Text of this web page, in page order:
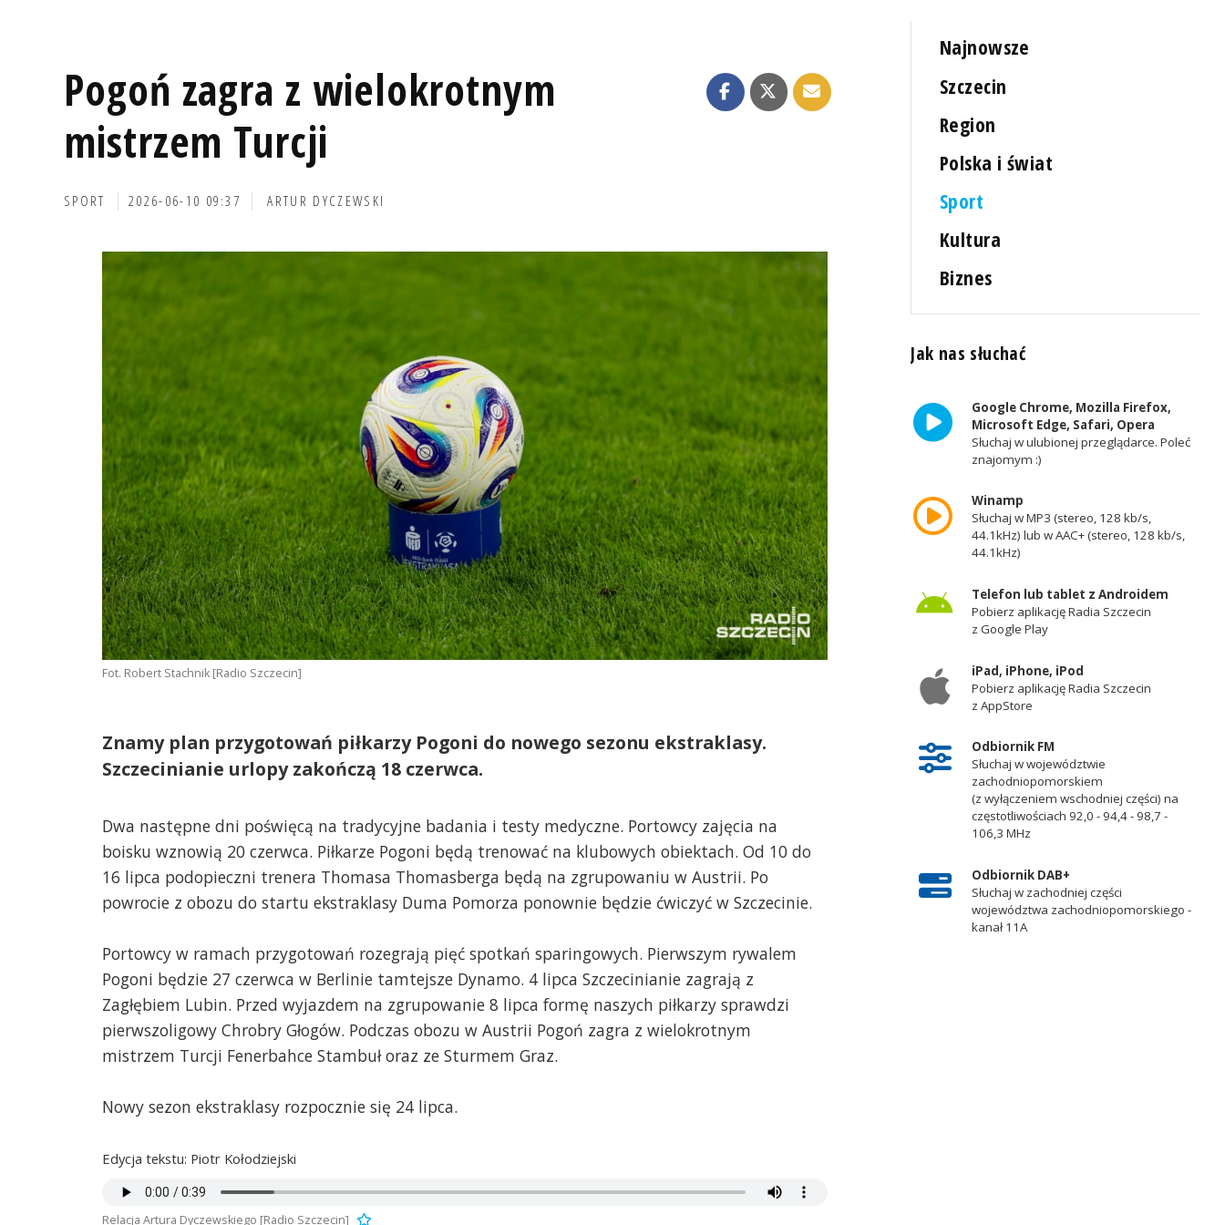
Pogoń zagra z wielokrotnym
mistrzem Turcji
SPORT 2026-06-10 09:37 ARTUR DYCZEWSKI
Fot. Robert Stachnik [Radio Szczecin]
Znamy plan przygotowań piłkarzy Pogoni do nowego sezonu ekstraklasy.
Szczecinianie urlopy zakończą 18 czerwca.
Dwa następne dni poświęcą na tradycyjne badania i testy medyczne. Portowcy zajęcia na
boisku wznowią 20 czerwca. Piłkarze Pogoni będą trenować na klubowych obiektach. Od 10 do
16 lipca podopieczni trenera Thomasa Thomasberga będą na zgrupowaniu w Austrii. Po
powrocie z obozu do startu ekstraklasy Duma Pomorza ponownie będzie ćwiczyć w Szczecinie.
Portowcy w ramach przygotowań rozegrają pięć spotkań sparingowych. Pierwszym rywalem
Pogoni będzie 27 czerwca w Berlinie tamtejsze Dynamo. 4 lipca Szczecinianie zagrają z
Zagłębiem Lubin. Przed wyjazdem na zgrupowanie 8 lipca formę naszych piłkarzy sprawdzi
pierwszoligowy Chrobry Głogów. Podczas obozu w Austrii Pogoń zagra z wielokrotnym
mistrzem Turcji Fenerbahce Stambuł oraz ze Sturmem Graz.
Nowy sezon ekstraklasy rozpocznie się 24 lipca.
Edycja tekstu: Piotr Kołodziejski
Relacja Artura Dyczewskiego [Radio Szczecin]
Najnowsze
Szczecin
Region
Polska i świat
Sport
Kultura
Biznes
Jak nas słuchać
Google Chrome, Mozilla Firefox,
Microsoft Edge, Safari, Opera
Słuchaj w ulubionej przeglądarce. Poleć
znajomym :)
Winamp
Słuchaj w MP3 (stereo, 128 kb/s,
44.1kHz) lub w AAC+ (stereo, 128 kb/s,
44.1kHz)
Telefon lub tablet z Androidem
Pobierz aplikację Radia Szczecin
z Google Play
iPad, iPhone, iPod
Pobierz aplikację Radia Szczecin
z AppStore
Odbiornik FM
Słuchaj w województwie
zachodniopomorskiem
(z wyłączeniem wschodniej części) na
częstotliwościach 92,0 - 94,4 - 98,7 -
106,3 MHz
Odbiornik DAB+
Słuchaj w zachodniej części
województwa zachodniopomorskiego -
kanał 11A